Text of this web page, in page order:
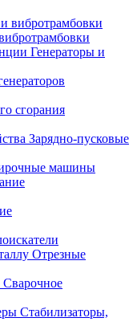
Генераторы и
сгорания
Зарядно-пусковые
машины
Отрезные
Сварочное
Стабилизаторы,